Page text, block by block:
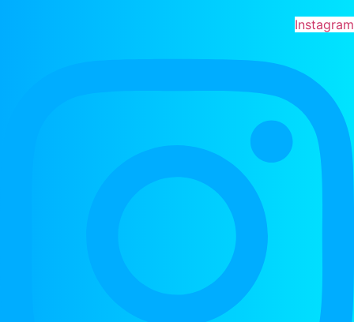
Instagram